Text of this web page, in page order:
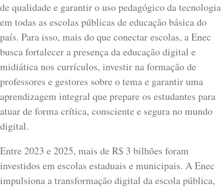
de qualidade e garantir o uso pedagógico da tecnologia
em todas as escolas públicas de educação básica do
país. Para isso, mais do que conectar escolas, a Enec
busca fortalecer a presença da educação digital e
midiática nos currículos, investir na formação de
professores e gestores sobre o tema e garantir uma
aprendizagem integral que prepare os estudantes para
atuar de forma crítica, consciente e segura no mundo
digital.
Entre 2023 e 2025, mais de R$ 3 bilhões foram
investidos em escolas estaduais e municipais. A Enec
impulsiona a transformação digital da escola pública,